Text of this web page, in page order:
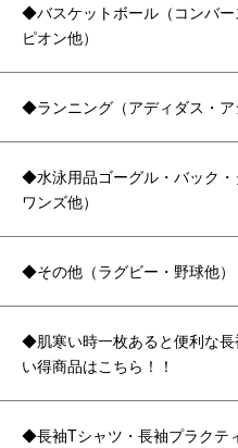
◆バスケットボール（コンバ
ピオン他）
◆ランニング（アディダス・ア
◆水泳用品ゴーグル・バック
ワンズ他）
◆その他（ラグビー・野球他）
◆肌寒い時一枚あると便利な
い得商品はこちら！！
◆長袖Tシャツ・長袖プラクテ